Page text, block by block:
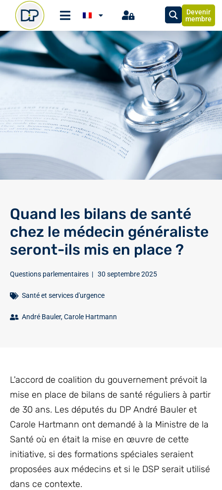
Devenir
membre
Quand les bilans de santé
chez le médecin généraliste
seront-ils mis en place ?
Questions parlementaires | 30 septembre 2025
Santé et services d'urgence
André Bauler,Carole Hartmann
L'accord de coalition du gouvernement prévoit la
mise en place de bilans de santé réguliers à partir
de 30 ans. Les députés du DP André Bauler et
Carole Hartmann ont demandé à la Ministre de la
Santé où en était la mise en œuvre de cette
initiative, si des formations spéciales seraient
proposées aux médecins et si le DSP serait utilisé
dans ce contexte.